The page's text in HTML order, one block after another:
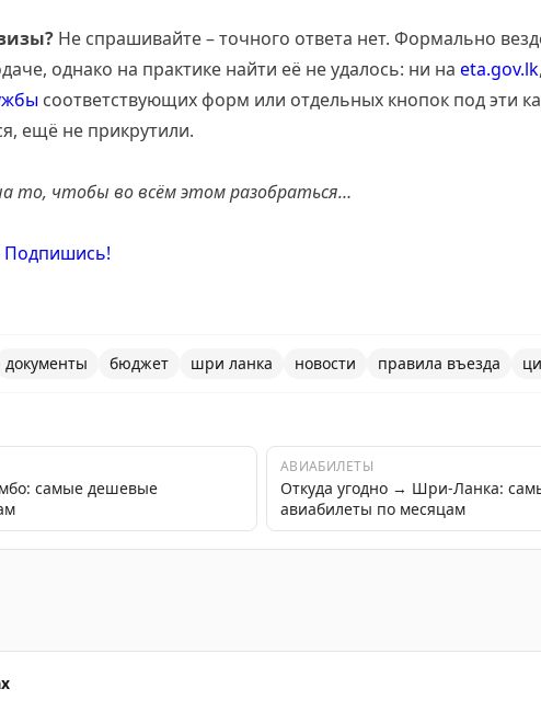
Не спрашивайте – точного ответа нет. Формально
однако на практике найти её не удалось: ни на eta.gov.lk
соответствующих форм или отдельных кнопок под эти
ещё не прикрутили.
то, чтобы во всём этом разобраться…
Подпишись!
документы бюджет шри ланка новости правила въезда
самые дешевые
АВИАБИЛЕТЫ
Откуда угодно → Шри-Ланка:
авиабилеты по месяцам